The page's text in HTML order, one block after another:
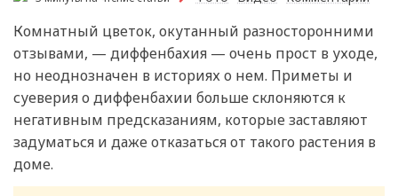
Комнатный цветок, окутанный разносторонними
отзывами, — диффенбахия — очень прост в уходе,
но неоднозначен в историях о нем. Приметы и
суеверия о диффенбахии больше склоняются к
негативным предсказаниям, которые заставляют
задуматься и даже отказаться от такого растения в
доме.